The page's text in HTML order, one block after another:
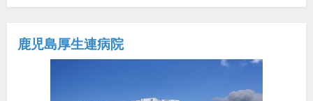
鹿児島厚生連病院